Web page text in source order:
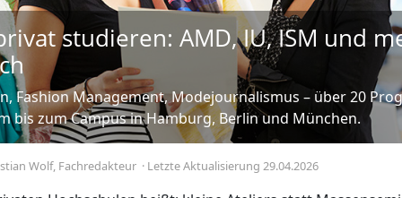
studieren: AMD, IU, ISM und
Fashion Management, Modejournalismus – über 20
bis zum Campus in Hamburg, Berlin und München.
Wolf, Fachredakteur · Letzte Aktualisierung 29.04.2026